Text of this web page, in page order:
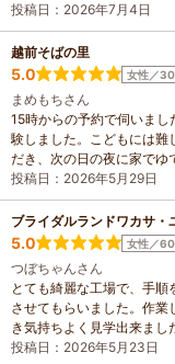
投稿日：2026年7月4日
越前そばの里
5.0 女性／
まめもちさん
15時からの予約で伺いま
験しました。こどもには難
だき、次の日の夜に家でゆ
投稿日：2026年5月29日
ブライダルランドワカサ・
5.0 女性／
つぼちゃんさん
とても綺麗な工場で、手
させてもらいました。作
き気持ちよく見学出来まし
投稿日：2026年5月23日